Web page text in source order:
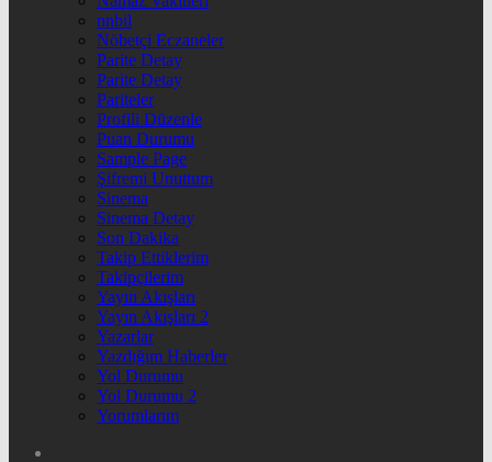
nnbil
Nöbetçi Eczaneler
Parite Detay
Parite Detay
Pariteler
Profili Düzenle
Puan Durumu
Sample Page
Şifremi Unuttum
Sinema
Sinema Detay
Son Dakika
Takip Ettiklerim
Takipçilerim
Yayın Akışları
Yayın Akışları 2
Yazarlar
Yazdığım Haberler
Yol Durumu
Yol Durumu 2
Yorumlarım